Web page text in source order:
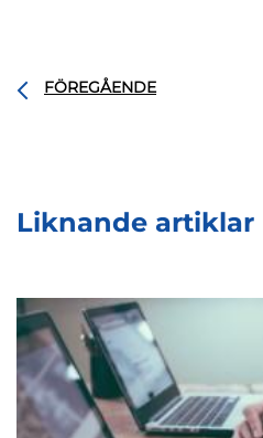
FÖREGÅENDE
Liknande artiklar